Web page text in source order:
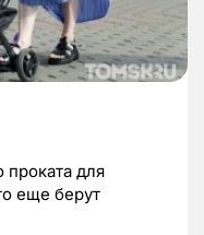
проката для
еще берут